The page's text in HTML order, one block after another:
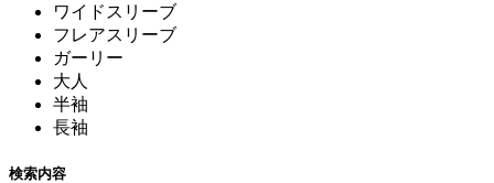
ワイドスリーブ
フレアスリーブ
ガーリー
大人
半袖
長袖
検索内容